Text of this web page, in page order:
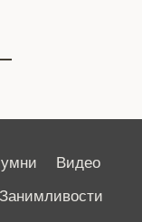
Видео
Занимливости